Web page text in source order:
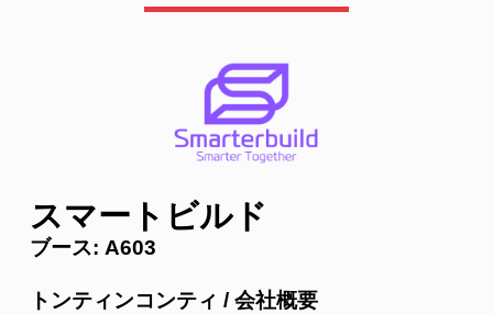
スマートビルド
ブース: A603
トンティンコンティ / 会社概要